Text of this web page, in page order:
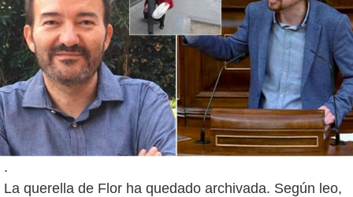
.
La querella de Flor ha quedado archivada. Según leo,